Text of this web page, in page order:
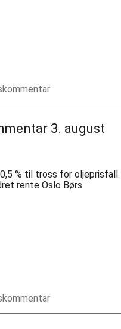
3. august
% til tross for oljeprisfall.
rente Oslo Børs